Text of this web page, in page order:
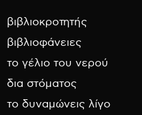
βιβλιοκροτητής
βιβλιοφάνειες
το γέλιο του νερού
δια στόματος
το δυναμώνεις λίγο